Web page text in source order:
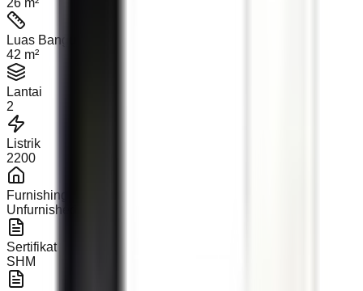
26 m²
Luas Bangunan
42 m²
Lantai
2
Listrik
2200
Furnishing
Unfurnished
Sertifikat
SHM